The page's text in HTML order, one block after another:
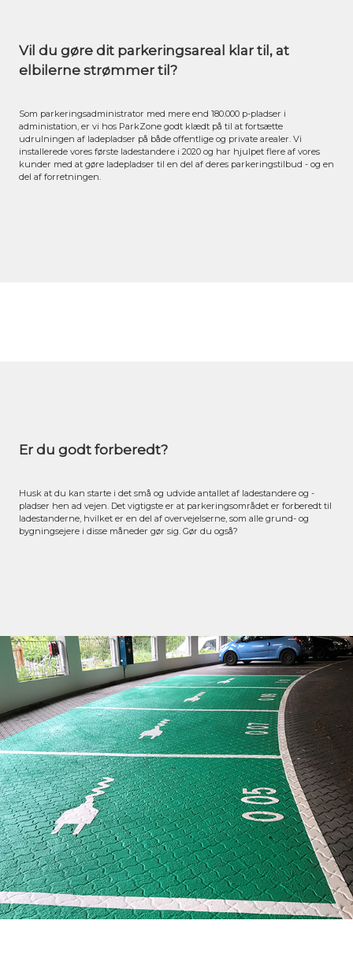
Vil du gøre dit parkeringsareal klar til, at
elbilerne strømmer til?
Som parkeringsadministrator med mere end 180.000 p-pladser i
administation, er vi hos ParkZone godt klædt på til at fortsætte
udrulningen af ladepladser på både offentlige og private arealer. Vi
installerede vores første ladestandere i 2020 og har hjulpet flere af vores
kunder med at gøre ladepladser til en del af deres parkeringstilbud - og en
del af forretningen.
Er du godt forberedt?
Husk at du kan starte i det små og udvide antallet af ladestandere og -
pladser hen ad vejen. Det vigtigste er at parkeringsområdet er forberedt til
ladestanderne, hvilket er en del af overvejelserne, som alle grund- og
bygningsejere i disse måneder gør sig. Gør du også?